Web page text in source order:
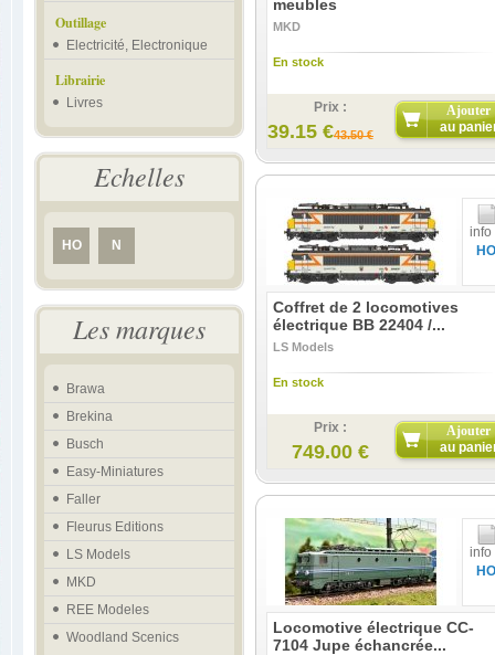
Outillage
Electricité, Electronique
Librairie
Livres
Echelles
HO N
Les marques
Brawa
Brekina
Busch
Easy-Miniatures
Faller
Fleurus Editions
LS Models
MKD
REE Modeles
Woodland Scenics
meubles
MKD
En stock
Prix :
39.15 €43.50 €
Ajouter
au
info
HO
Coffret de 2 locomotives
électrique BB 22404 /...
LS Models
En stock
Prix :
749.00 €
Ajouter
au
info
HO
Locomotive électrique CC-
7104 Jupe échancrée...